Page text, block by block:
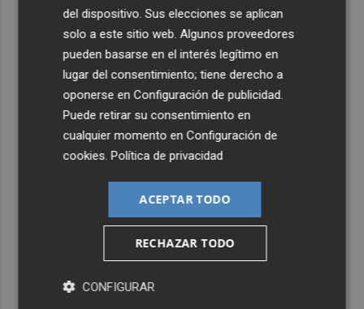
del dispositivo. Sus elecciones se aplican
solo a este sitio web. Algunos proveedores
pueden basarse en el interés legítimo en
lugar del consentimiento; tiene derecho a
oponerse enConfiguración de publicidad.
Puede retirar su consentimiento en
cualquier momento enConfiguración de
cookies.Política de privacidad
ACEPTAR TODO
RECHAZAR TODO
CONFIGURAR